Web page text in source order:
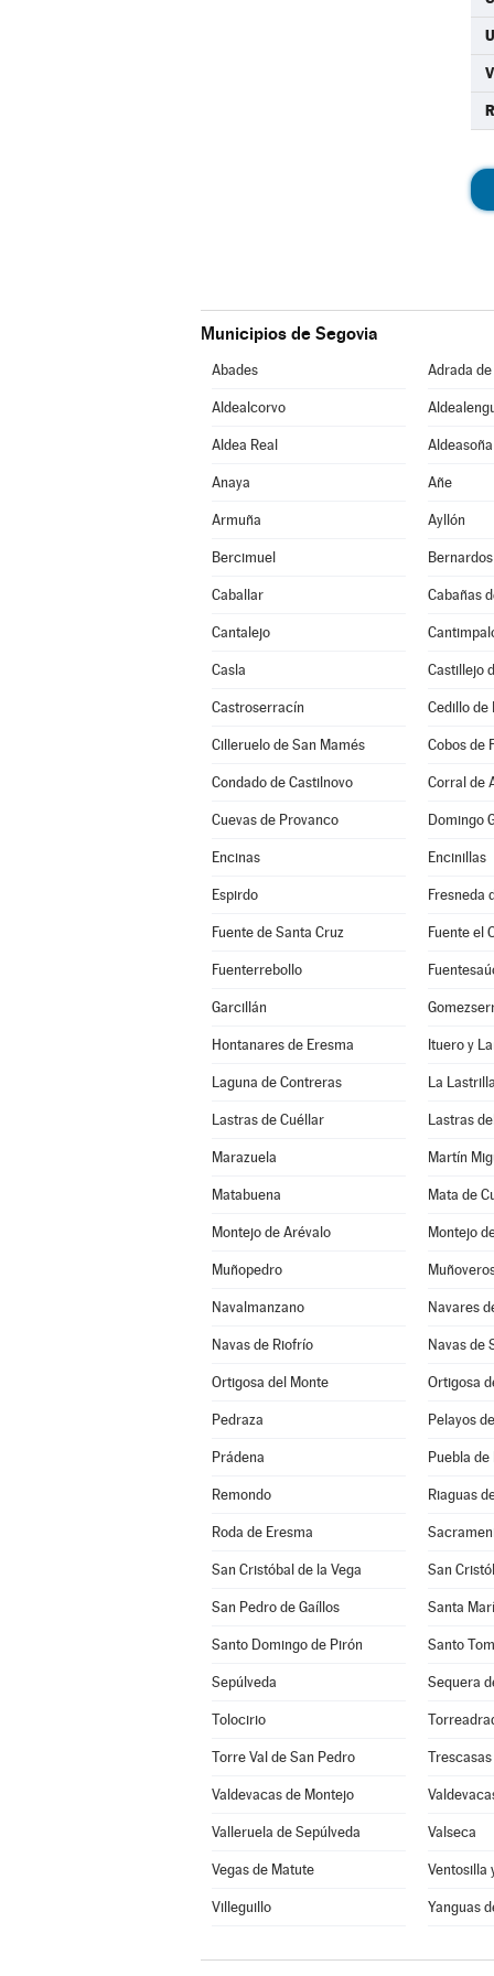
Municipios de Segovia
Abades Adrada
Aldealcorvo
Aldea Real Aldeasoña
Anaya Añe
Armuña Ayllón
Bercimuel Bernardos
Caballar Cabañas
Cantalejo
Casla Castillejo
Castroserracín Cedillo de
Cilleruelo de San Mamés Cobos de
Condado de Castilnovo Corral de
Cuevas de Provanco Domingo
Encinas Encinillas
Espirdo Fresneda
Fuente de Santa Cruz Fuente el
Fuenterrebollo
Garcillán
Hontanares de Eresma Ituero y
Laguna de Contreras La Lastrilla
Lastras de Cuéllar Lastras
Marazuela Martín
Matabuena Mata de
Montejo de Arévalo
Muñopedro
Navalmanzano Navares
Navas de Riofrío Navas de
Ortigosa del Monte Ortigosa
Pedraza Pelayos
Prádena Puebla de
Remondo Riaguas
Roda de Eresma
San Cristóbal de la Vega San
San Pedro de Gaíllos Santa
Santo Domingo de Pirón Santo
Sepúlveda Sequera
Tolocirio
Torre Val de San Pedro Trescasas
Valdevacas de Montejo
Valleruela de Sepúlveda Valseca
Vegas de Matute Ventosilla
Villeguillo Yanguas